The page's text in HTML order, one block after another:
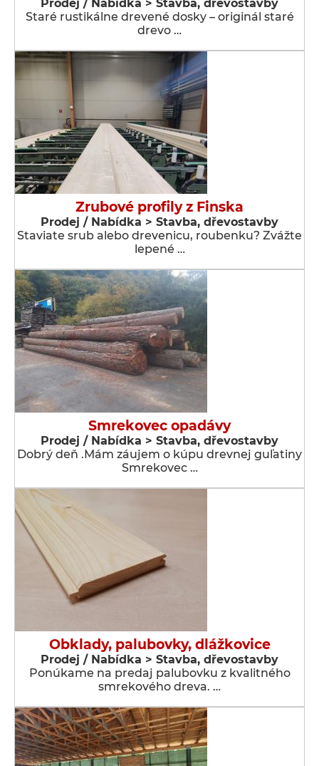
Prodej / Nabídka > Stavba, dřevostavby
Staré rustikálne drevené dosky – originál staré
drevo …
Zrubové profily z Finska
Prodej / Nabídka > Stavba, dřevostavby
Staviate srub alebo drevenicu, roubenku? Zvážte
lepené …
Smrekovec opadávy
Prodej / Nabídka > Stavba, dřevostavby
Dobrý deň .Mám záujem o kúpu drevnej guľatiny
Smrekovec …
Obklady, palubovky, dlážkovice
Prodej / Nabídka > Stavba, dřevostavby
Ponúkame na predaj palubovku z kvalitného
smrekového dreva. …